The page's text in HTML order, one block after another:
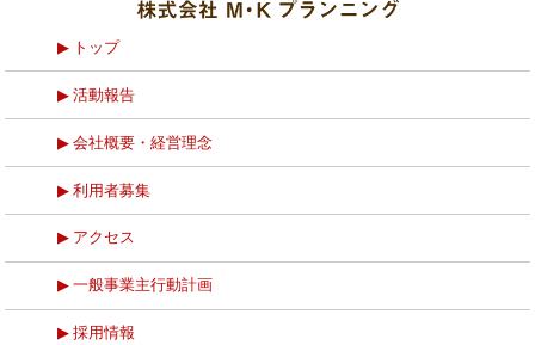
トップ
活動報告
会社概要・経営理念
利用者募集
アクセス
一般事業主行動計画
採用情報